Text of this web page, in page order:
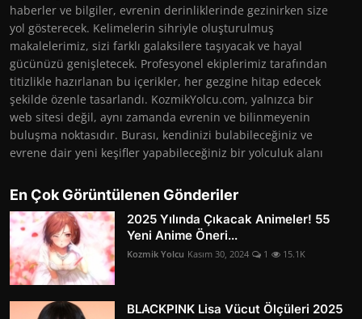
haberler ve bilgiler, evrenin derinliklerinde gezinirken size
yol gösterecek. Kelimelerin sihriyle oluşturulmuş
makalelerimiz, sizi farklı galaksilere taşıyacak ve hayal
gücünüzü genişletecek. Profesyonel ekiplerimiz tarafından
titizlikle hazırlanan bu içerikler, her gezgine hitap edecek
şekilde özenle tasarlandı. KozmikYolcu.com, yalnızca bir
web sitesi değil, aynı zamanda evrenin ve bilinmeyenin
buluşma noktasıdır. Burası, kendinizi bulabileceğiniz ve
evrene dair yeni keşifler yapabileceğiniz bir yolculuk alanı
En Çok Görüntülenen Gönderiler
2025 Yılında Çıkacak Animeler! 55
Yeni Anime Öneri...
Kozmik Yolcu Kasım 30, 2024 1 15.1K
BLACKPINK Lisa Vücut Ölçüleri 2025